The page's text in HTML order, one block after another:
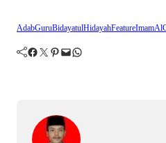
AdabGuruBidayatulHidayahFeature
Facebook Twitter Pinterest Mail WhatsApp